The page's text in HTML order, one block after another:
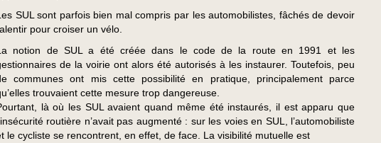
SUL sont parfois bien mal compris par les automobilistes, fâchés de devoir
pour croiser un vélo.
notion de SUL a été créée dans le code de la route en 1991 et les
de la voirie ont alors été autorisés à les instaurer. Toutefois, peu
communes ont mis cette possibilité en pratique, principalement parce
trouvaient cette mesure trop dangereuse.
là où les SUL avaient quand même été instaurés, il est apparu que
routière n’avait pas augmenté : sur les voies en SUL, l’automobiliste
le cycliste se rencontrent, en effet, de face. La visibilité mutuelle est